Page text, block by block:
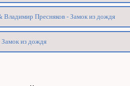
Владимир Пресняков - Замок из дождя
Замок из дождя